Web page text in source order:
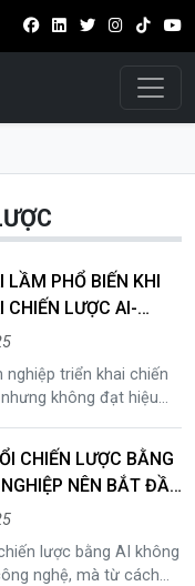
Điều
LẦM PHỔ BIẾN KHI
CHIẾN LƯỢC AI-
DOANH NGHIỆP
nghiệp triển khai chiến
không đạt hiệu
phổ biến từ nhận thức,
đến quản trị AI và AI
giúp doanh nghiệp
và xây dựng AI-
CHIẾN LƯỢC BẰNG
NÊN BẮT ĐẦU
lược bằng AI không
nghệ, mà từ cách